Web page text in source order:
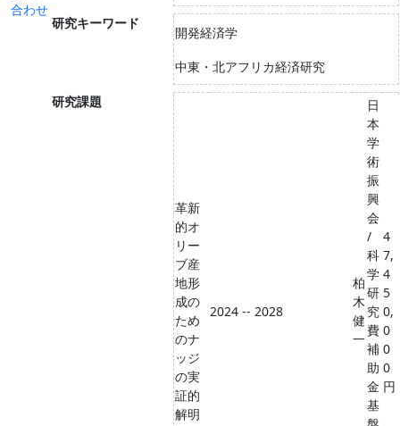
合わせ
研究キーワード
開発経済学
中東・北アフリカ経済研究
研究課題
革新
的オ
リー
ブ産
地形
成の
ため
のナ
ッジ
の実
証的
解明
2024 -- 2028
柏
木
健
一
日
本
学
術
振
興
会
/
科
学
研
究
費
補
助
金
基
4
7,
4
5
0,
0
0
0
円